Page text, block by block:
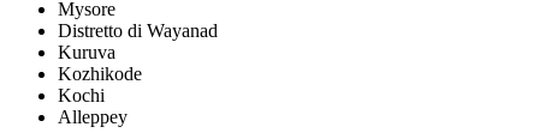
Mysore
Distretto di Wayanad
Kuruva
Kozhikode
Kochi
Alleppey